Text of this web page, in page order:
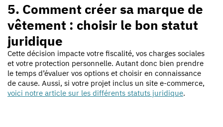
5. Comment créer sa marque de
vêtement : choisir le bon statut
juridique
Cette décision impacte votre fiscalité, vos charges sociales
et votre protection personnelle. Autant donc bien prendre
le temps d’évaluer vos options et choisir en connaissance
de cause. Aussi, si votre projet inclus un site e-commerce,
voici notre article sur les différents statuts juridique.